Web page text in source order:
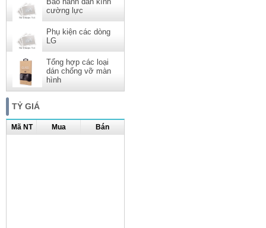
cường lực
Phụ kiện các dòng
LG
Tổng hợp các loại
dán chống vỡ màn
hình
TỶ GIÁ
Mã NT Mua Bán